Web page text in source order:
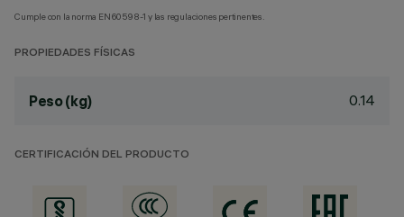
Cumple con la norma EN60598-1 y las regulaciones pertinentes.
PROPIEDADES FÍSICAS
Peso (kg) 0.14
CERTIFICACIÓN DEL PRODUCTO